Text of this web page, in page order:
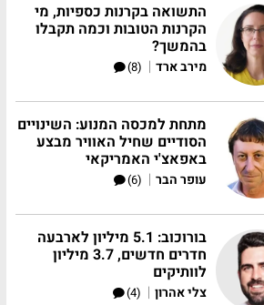
התשואה בקרנות כספיות, מי
הקרנות הטובות וכמה תקבלו
בהמשך?
מירב ארד |
(8)
מתחת למכסה המנוע: השינויים
הסודיים שחיל האוויר מבצע
באפאצ'י האמריקאי
עופר הבר |
(6)
בורוכוב: 5.1 מיליון לארבעה
חדרים חדשים, 3.7 מיליון
לוותיקים
צלי אהרון |
(4)